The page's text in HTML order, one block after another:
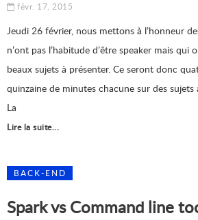
févr. 17, 2015
Jeudi 26 février, nous mettons à l’honneur
n’ont pas l’habitude d’être speaker mais qui
beaux sujets à présenter. Ce seront donc
quinzaine de minutes chacune sur des
La
Lire la suite...
BACK-END
Spark vs Command line